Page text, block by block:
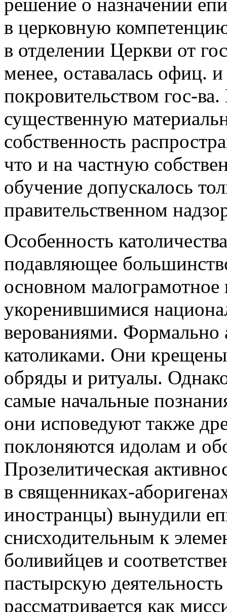
в церковную
в отделении Церкви от
менее, оставалась офиц. и
покровительством гос-
существенную
собственность
что и на частную
обучение допускалось
правительственном
Особенность
подавляющее
основном малограмотное
укоренившимися
верованиями. Формально
католиками. Они
обряды и ритуалы.
самые начальные
они исповедуют также
поклоняются идолам и
Прозелитическая
в священниках-
иностранцы) вынудили
снисходительным к
боливийцев и
пастырскую
рассматривается как